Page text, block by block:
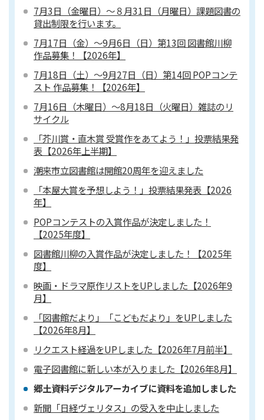
7月3日（金曜日）～８月31日（月曜日）課題図書の
貸出制限を行います。
7月17日（金）～9月6日（日）第13回 図書館川柳
作品募集！【2026年】
7月18日（土）～9月27日（日）第14回 POPコンテ
スト 作品募集！【2026年】
7月16日（木曜日）～8月18日（火曜日）雑誌のリ
サイクル
「芥川賞・直木賞 受賞作をあてよう！」投票結果発
表【2026年上半期】
潮来市立図書館は開館20周年を迎えました
「本屋大賞を予想しよう！」投票結果発表【2026
年】
POPコンテストの入賞作品が決定しました！
【2025年度】
図書館川柳の入賞作品が決定しました！【2025年
度】
映画・ドラマ原作リストをUPしました【2026年9
月】
「図書館だより」「こどもだより」をUPしました
【2026年8月】
リクエスト経過をUPしました【2026年7月前半】
電子図書館に新しい本が入りました【2026年8月】
郷土資料デジタルアーカイブに資料を追加しました
新聞「日経ヴェリタス」の受入を中止しました